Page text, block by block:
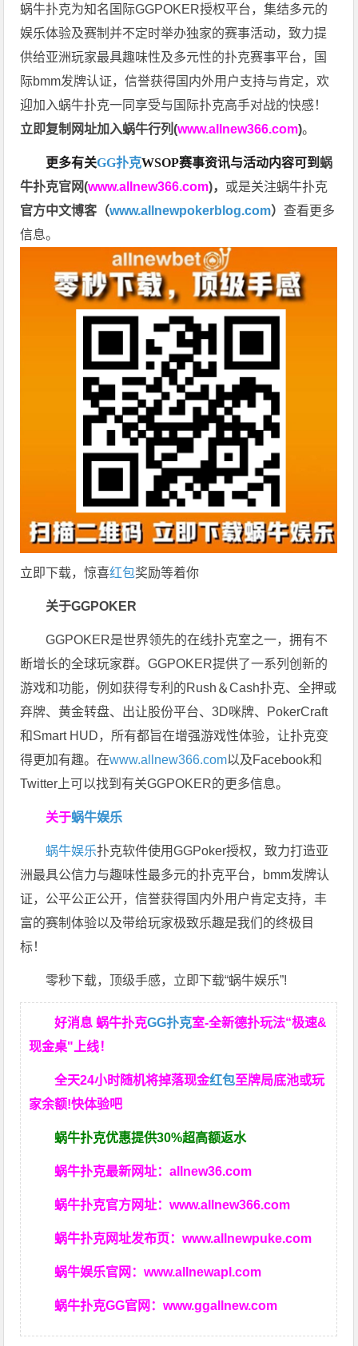
蜗牛扑克为知名国际GGPOKER授权平台，集结多元的
娱乐体验及赛制并不定时举办独家的赛事活动，致力提
供给亚洲玩家最具趣味性及多元性的扑克赛事平台，国
际bmm发牌认证，信誉获得国内外用户支持与肯定，欢
迎加入蜗牛扑克一同享受与国际扑克高手对战的快感！
立即复制网址加入蜗牛行列(www.allnew366.com)。
更多有关GG扑克WSOP赛事资讯与活动内容可到 蜗
牛扑克官网(www.allnew366.com)， 或是关注蜗牛扑克
官方中文博客（www.allnewpokerblog.com）查看更多
信息。
立即下载，惊喜红包奖励等着你
关于GGPOKER
GGPOKER是世界领先的在线扑克室之一，拥有不
断增长的全球玩家群。GGPOKER提供了一系列创新的
游戏和功能，例如获得专利的Rush＆Cash扑克、全押或
弃牌、黄金转盘、出让股份平台、3D咪牌、PokerCraft
和Smart HUD，所有都旨在增强游戏性体验，让扑克变
得更加有趣。在www.allnew366.com以及Facebook和
Twitter上可以找到有关GGPOKER的更多信息。
关于蜗牛娱乐
蜗牛娱乐扑克软件使用GGPoker授权，致力打造亚
洲最具公信力与趣味性最多元的扑克平台，bmm发牌认
证，公平公正公开，信誉获得国内外用户肯定支持，丰
富的赛制体验以及带给玩家极致乐趣是我们的终极目
标！
零秒下载，顶级手感，立即下载“蜗牛娱乐”!
好消息 蜗牛扑克GG扑克室-全新德扑玩法“极速&
现金桌"上线！
全天24小时随机将掉落现金红包至牌局底池或玩
家余额!快体验吧
蜗牛扑克优惠提供30%超高额返水
蜗牛扑克最新网址：allnew36.com
蜗牛扑克官方网址：www.allnew366.com
蜗牛扑克网址发布页：www.allnewpuke.com
蜗牛娱乐官网：www.allnewapl.com
蜗牛扑克GG官网：www.ggallnew.com